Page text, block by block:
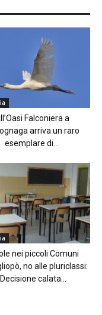
Falconiera a
arriva un raro
esemplare di...
nei piccoli Comuni
no alle pluriclassi:
calata...